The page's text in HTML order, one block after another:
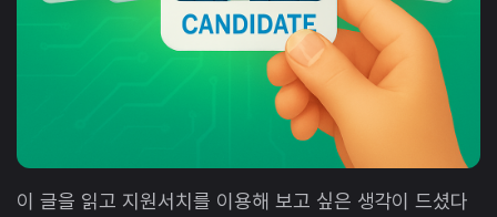
이 글을 읽고 지원서치를 이용해 보고 싶은 생각이 드셨다